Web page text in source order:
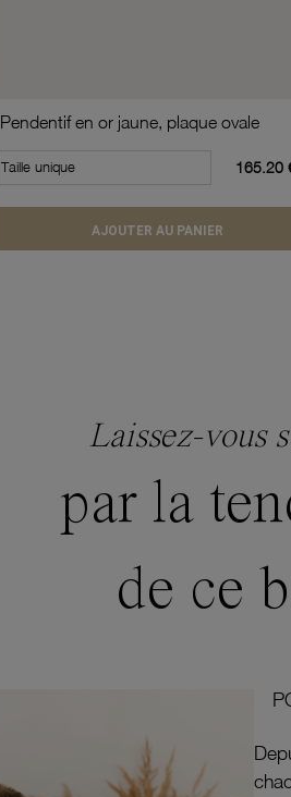
Pendentif en or jaune, plaque ovale
Taille unique 165.20
AJOUTER AU PANIER
Laissez-vous
par la
de ce